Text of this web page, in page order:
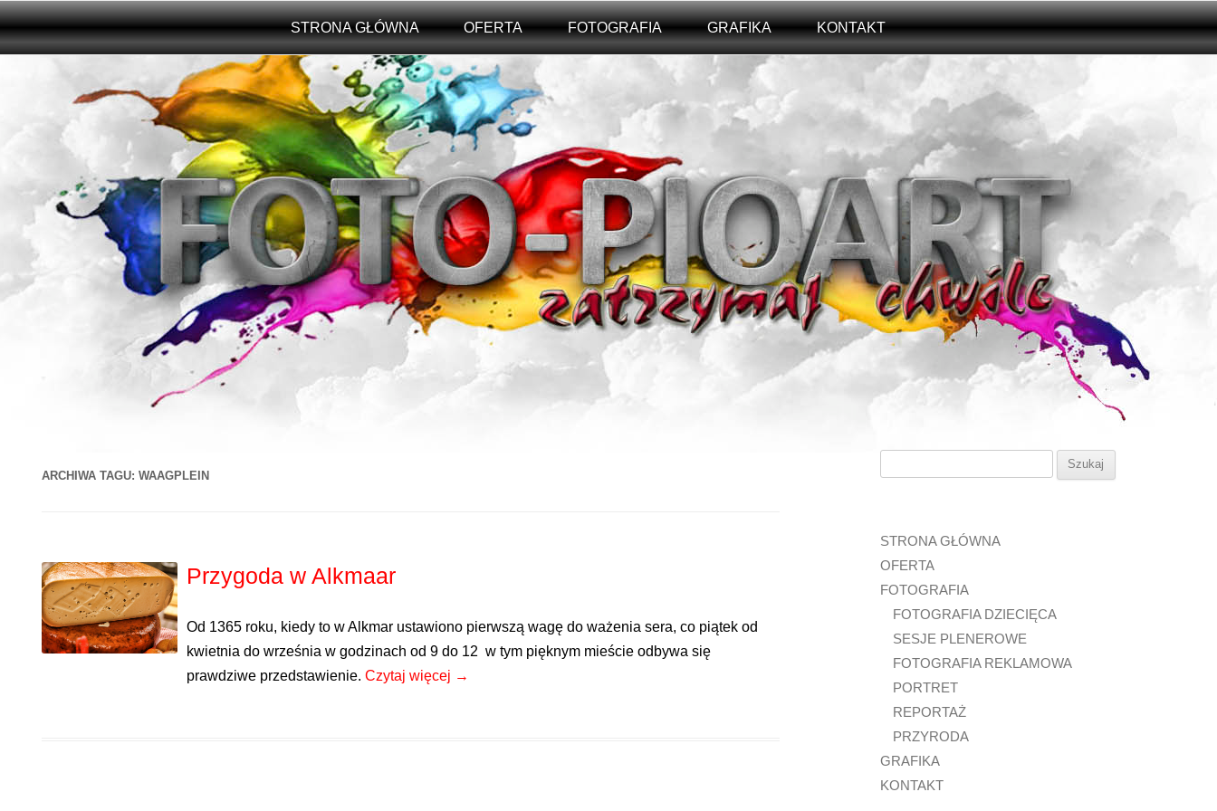
Przejdź do treści
STRONA GŁÓWNA OFERTA FOTOGRAFIA GRAFIKA KONTAKT
ARCHIWA TAGU: WAAGPLEIN
Przygoda w Alkmaar
Od 1365 roku, kiedy to w Alkmar ustawiono pierwszą wagę do ważenia sera, co piątek od
kwietnia do września w godzinach od 9 do 12 w tym pięknym mieście odbywa się
prawdziwe przedstawienie. Czytaj więcej →
STRONA GŁÓWNA
OFERTA
FOTOGRAFIA
FOTOGRAFIA DZIECIĘCA
SESJE PLENEROWE
FOTOGRAFIA REKLAMOWA
PORTRET
REPORTAŻ
PRZYRODA
GRAFIKA
KONTAKT